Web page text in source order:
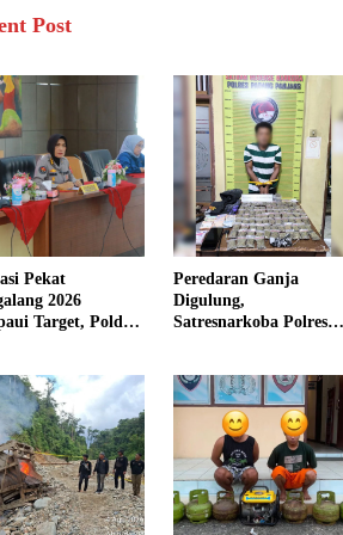
Post
Pekat
2026
Target, Polda
Peredaran Ganja
Digulung,
Satresnarkoba Polres
Siap Edar di Tanah
Datar